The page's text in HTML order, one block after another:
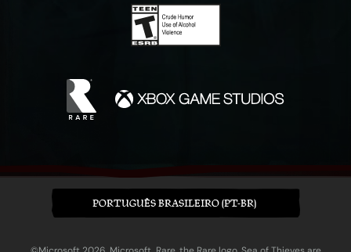
PORTUGUÊS BRASILEIRO (PT-BR)